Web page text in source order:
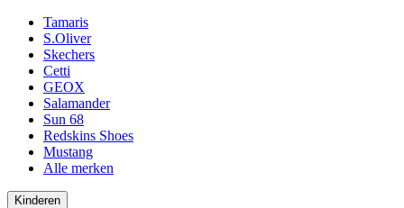
Tamaris
S.Oliver
Skechers
Cetti
GEOX
Salamander
Sun 68
Redskins Shoes
Mustang
Alle merken
Kinderen